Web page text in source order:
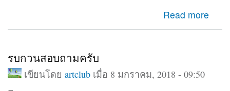
Read more
รบกวนสอบถามครับ
เขียนโดย artclubเมื่อ 8 มกราคม, 2018 - 09:50